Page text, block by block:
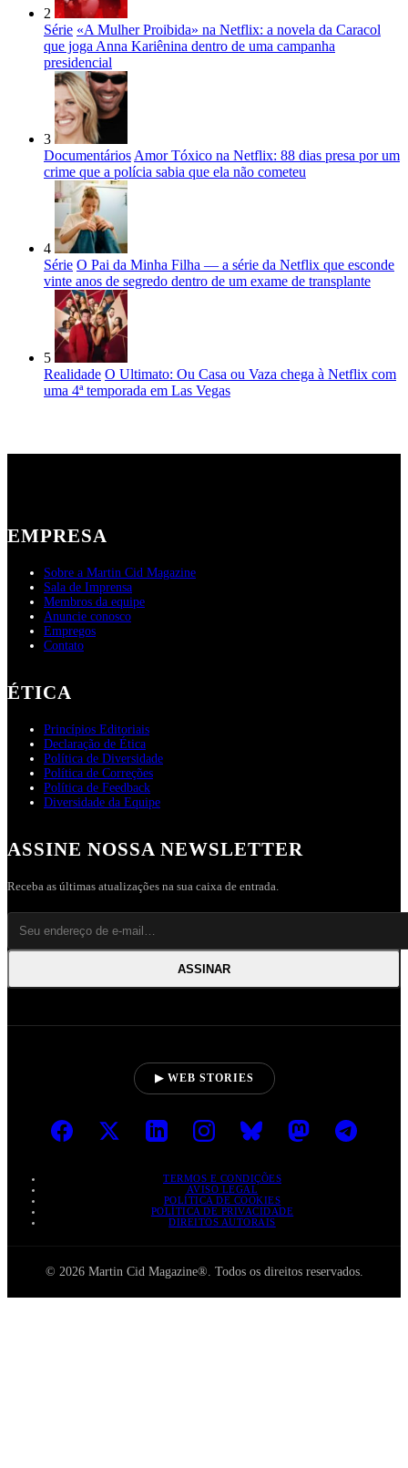
2
Série «A Mulher Proibida» na Netflix: a novela da Caracol
que joga Anna Kariênina dentro de uma campanha
presidencial
3
Documentários Amor Tóxico na Netflix: 88 dias presa por um
crime que a polícia sabia que ela não cometeu
4
Série O Pai da Minha Filha — a série da Netflix que esconde
vinte anos de segredo dentro de um exame de transplante
5
Realidade O Ultimato: Ou Casa ou Vaza chega à Netflix com
uma 4ª temporada em Las Vegas
EMPRESA
Sobre a Martin Cid Magazine
Sala de Imprensa
Membros da equipe
Anuncie conosco
Empregos
Contato
ÉTICA
Princípios Editoriais
Declaração de Ética
Política de Diversidade
Política de Correções
Política de Feedback
Diversidade da Equipe
ASSINE NOSSA NEWSLETTER
Receba as últimas atualizações na sua caixa de entrada.
ASSINAR
▶ WEB STORIES
TERMOS E CONDIÇÕES
AVISO LEGAL
POLÍTICA DE COOKIES
POLÍTICA DE PRIVACIDADE
DIREITOS AUTORAIS
© 2026 Martin Cid Magazine®. Todos os direitos reservados.